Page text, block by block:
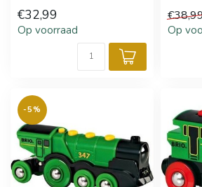
€32,99
Op voorraad Op
-5%